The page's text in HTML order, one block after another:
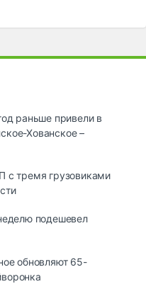
раньше привели в
Хованское –
с тремя грузовиками
подешевел
обновляют 65-